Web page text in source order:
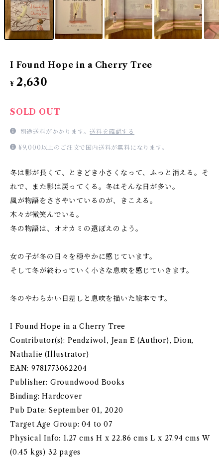
I Found Hope in a Cherry Tree
¥ 2,630
SOLD OUT
別途送料がかかります。送料を確認する
¥9,000以上のご注文で国内送料が無料になります。
冬は影が長くて、ときどき小さくなって、ふっと消える。そ
れで、また影は戻ってくる。冬はそんな日が多い。
風が物語をささやいているのが、きこえる。
木々が微笑んでいる。
冬の物語は、オオカミの遠ぼえのよう。
女の子が冬の日々を穏やかに感じています。
そして冬が終わっていく小さな息吹を感じていきます。
冬のやわらかい日差しと息吹を描いた絵本です。
I Found Hope in a Cherry Tree
Contributor(s): Pendziwol, Jean E (Author), Dion,
Nathalie (Illustrator)
EAN: 9781773062204
Publisher: Groundwood Books
Binding: Hardcover
Pub Date: September 01, 2020
Target Age Group: 04 to 07
Physical Info: 1.27 cms H x 22.86 cms L x 27.94 cms W
(0.45 kgs) 32 pages